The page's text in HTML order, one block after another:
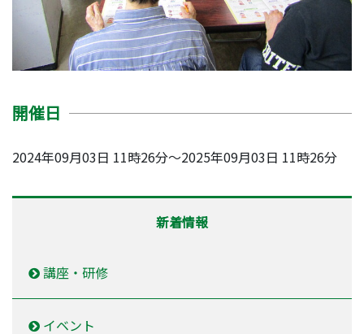
開催日
2024年09月03日 11時26分～2025年09月03日 11時26分
新着情報
講座・研修
イベント